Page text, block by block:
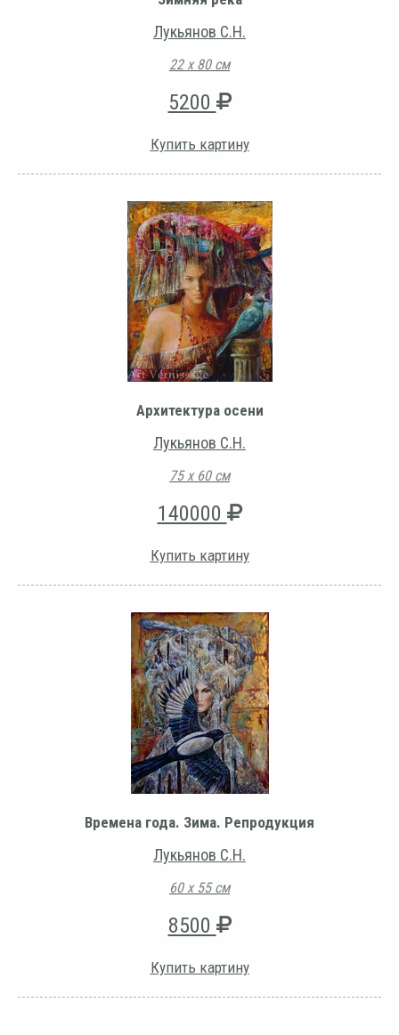
Лукьянов С.Н.
22 х 80 см
5200
Купить картину
Архитектура осени
Лукьянов С.Н.
75 х 60 см
140000
Купить картину
Времена года. Зима. Репродукция
Лукьянов С.Н.
60 х 55 см
8500
Купить картину